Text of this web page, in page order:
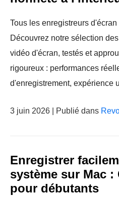
Tous les enregistreurs
Découvrez notre sélection
vidéo d'écran, testés et
rigoureux : performances
d'enregistrement, expérience
3 juin 2026 | Publié dans
Enregistrer
système sur Mac
pour débutants